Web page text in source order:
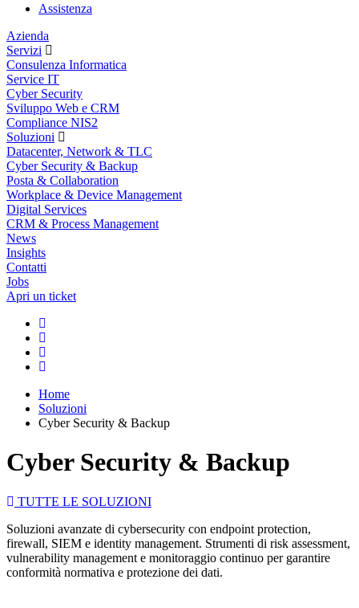
Assistenza
Azienda
Servizi
Consulenza Informatica
Service IT
Cyber Security
Sviluppo Web e CRM
Compliance NIS2
Soluzioni
Datacenter, Network & TLC
Cyber Security & Backup
Posta & Collaboration
Workplace & Device Management
Digital Services
CRM & Process Management
News
Insights
Contatti
Jobs
Apri un ticket
Home
Soluzioni
Cyber Security & Backup
Cyber Security & Backup
TUTTE LE SOLUZIONI
Soluzioni avanzate di cybersecurity con endpoint protection,
firewall, SIEM e identity management. Strumenti di risk assessment,
vulnerability management e monitoraggio continuo per garantire
conformità normativa e protezione dei dati.